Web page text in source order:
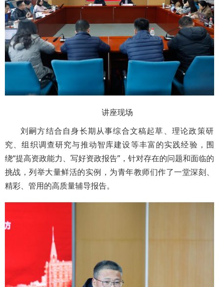
讲座现场
刘嗣方结合自身长期从事综合文稿起草、理论政策研
究、组织调查研究与推动智库建设等丰富的实践经验，围
绕“提高资政能力、写好资政报告”，针对存在的问题和面临的
挑战，列举大量鲜活的实例，为青年教师们作了一堂深刻、
精彩、管用的高质量辅导报告。